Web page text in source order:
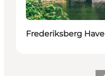
Frederiksberg Have